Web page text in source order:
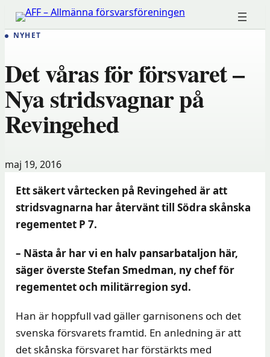
Hoppa
till
innehåll
NYHET
Det våras för försvaret –
Nya stridsvagnar på
Revingehed
maj 19, 2016
Ett säkert vårtecken på Revingehed är att
stridsvagnarna har återvänt till Södra skånska
regementet P 7.
– Nästa år har vi en halv pansarbataljon här,
säger överste Stefan Smedman, ny chef för
regementet och militärregion syd.
Han är hoppfull vad gäller garnisonens och det
svenska försvarets framtid. En anledning är att
det skånska försvaret har förstärkts med